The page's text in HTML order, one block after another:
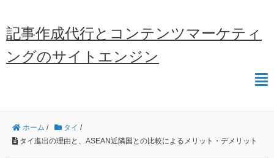
記事作成代行とコンテンツマーケティ
ングのサイトエンジン
ホーム / タイ /
タイ進出の理由と、ASEAN近隣国との比較によるメリット・デメリット